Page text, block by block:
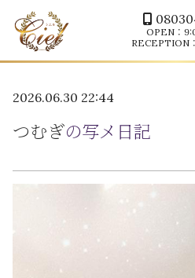
OPEN：
RECEPTION
2026.06.30 22:44
つむぎの写メ日記